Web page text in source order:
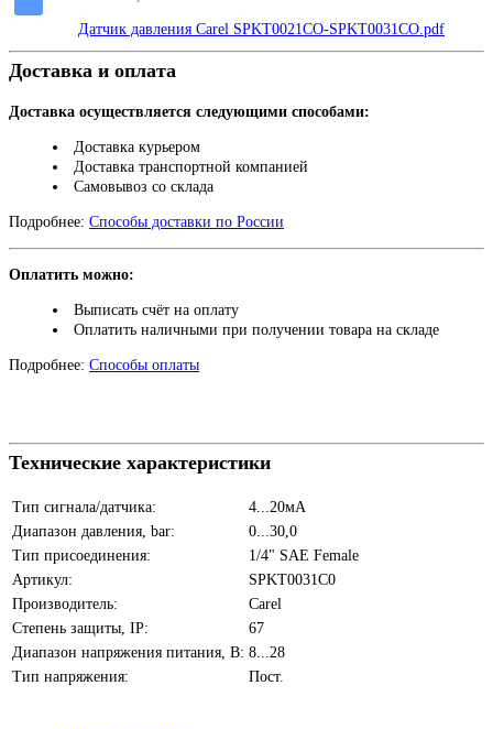
Датчик давления Carel SPKT0021CO-SPKT0031CO.pdf
Доставка и оплата
Доставка осуществляется следующими способами:
Доставка курьером
Доставка транспортной компанией
Самовывоз со склада
Подробнее: Способы доставки по России
Оплатить можно:
Выписать счёт на оплату
Оплатить наличными при получении товара на складе
Подробнее: Способы оплаты
Технические характеристики
Тип сигнала/датчика:
4...20мА
Диапазон давления, bar:
0...30,0
Тип присоединения:
1/4" SAE Female
Артикул:
SPKT0031C0
Производитель:
Carel
Степень защиты, IP:
67
Диапазон напряжения питания, В: 8...28
Тип напряжения:
Пост.